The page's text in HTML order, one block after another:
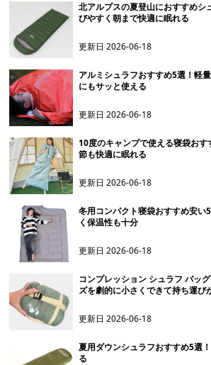
北アルプスの夏登山におすすめシ
びやすく朝まで快適に眠れる
更新日2026-06-18
アルミシュラフおすすめ5選！軽
にもサッと使える
更新日2026-06-18
10度のキャンプで使える寝袋お
節も快適に眠れる
更新日2026-06-18
冬用コンパクト寝袋おすすめ安い
く保温性も十分
更新日2026-06-18
コンプレッション シュラフ バッ
ズを劇的に小さくできて持ち運び
更新日2026-06-18
夏用ダウンシュラフおすすめ5選
る